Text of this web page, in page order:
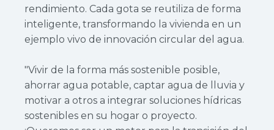
rendimiento. Cada gota se reutiliza de forma
inteligente, transformando la vivienda en un
ejemplo vivo de innovación circular del agua.
"Vivir de la forma más sostenible posible,
ahorrar agua potable, captar agua de lluvia y
motivar a otros a integrar soluciones hídricas
sostenibles en su hogar o proyecto.